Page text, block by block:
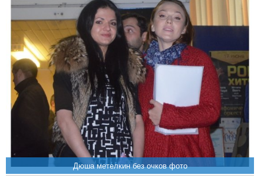
Дюша метелкин без очков фото